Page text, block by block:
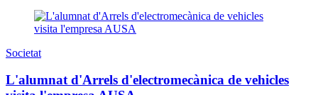
Societat
L'alumnat d'Arrels d'electromecànica de vehicles